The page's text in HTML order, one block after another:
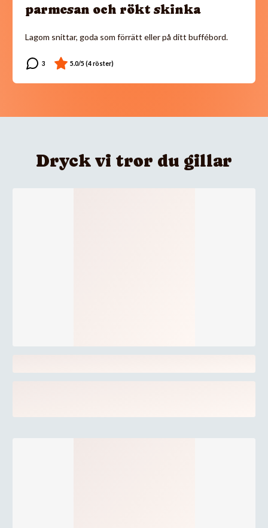
parmesan och rökt skinka
Lagom snittar, goda som förrätt eller på ditt buffébord.
Dryck vi tror du gillar